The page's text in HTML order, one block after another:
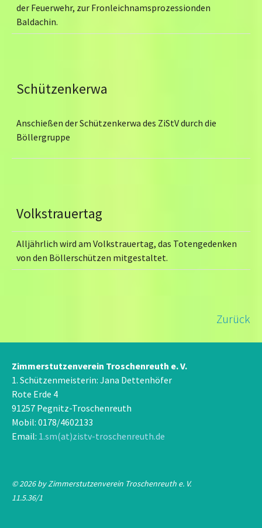
der Feuerwehr, zur Fronleichnamsprozessionden
Baldachin.
Schützenkerwa
Anschießen der Schützenkerwa des ZiStV durch die
Böllergruppe
Volkstrauertag
Alljährlich wird am Volkstrauertag, das Totengedenken
von den Böllerschützen mitgestaltet.
Zurück
Zimmerstutzenverein Troschenreuth e. V.
1. Schützenmeisterin: Jana Dettenhöfer
Rote Erde 4
91257 Pegnitz-Troschenreuth
Mobil: 0178/4602133
Email: 1.sm(at)zistv-troschenreuth.de
© 2026 by Zimmerstutzenverein Troschenreuth e. V.
11.5.36/1